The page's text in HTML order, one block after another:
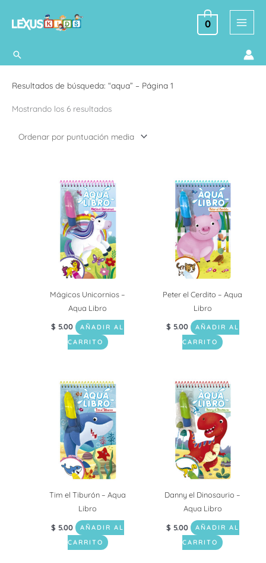
0
Buscar
Resultados de búsqueda: “aqua” – Página 1
Mostrando los 6 resultados
Ordenado
puntuación
Mágicos Unicornios –
Aqua Libro
$ 5.00
AÑADIR AL
CARRITO
Peter el Cerdito – Aqua
Libro
$ 5.00
AÑADIR AL
CARRITO
Tim el Tiburón – Aqua
Libro
$ 5.00
AÑADIR AL
CARRITO
Danny el Dinosaurio –
Aqua Libro
$ 5.00
AÑADIR AL
CARRITO